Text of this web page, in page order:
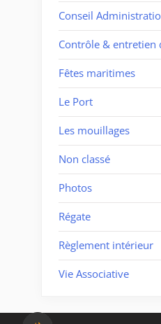
Conseil
Contrôle & entretien
Fêtes maritimes
Le Port
Les mouillages
Non classé
Photos
Régate
Règlement intérieur
Vie Associative